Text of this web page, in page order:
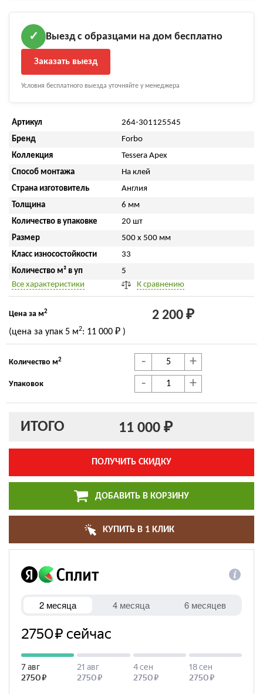
✓ Выезд с образцами на дом бесплатно
Заказать выезд
Условия бесплатного выезда уточняйте у менеджера
Артикул
264-301125545
Бренд
Forbo
Коллекция
Tessera Apex
Способ монтажа
На клей
Страна изготовитель
Англия
Толщина
6 мм
Количество в упаковке
20 шт
Размер
500 x 500 мм
Класс износостойкости
33
Количество м² в уп
5
Все характеристики
К сравнению
Цена за м2 2 200 ₽
(цена за упак 5 м2: 11 000 ₽ )
Количество м2 - +
Упаковок - +
ИТОГО 11 000 ₽
ПОЛУЧИТЬ СКИДКУ
ДОБАВИТЬ В КОРЗИНУ
КУПИТЬ В 1 КЛИК